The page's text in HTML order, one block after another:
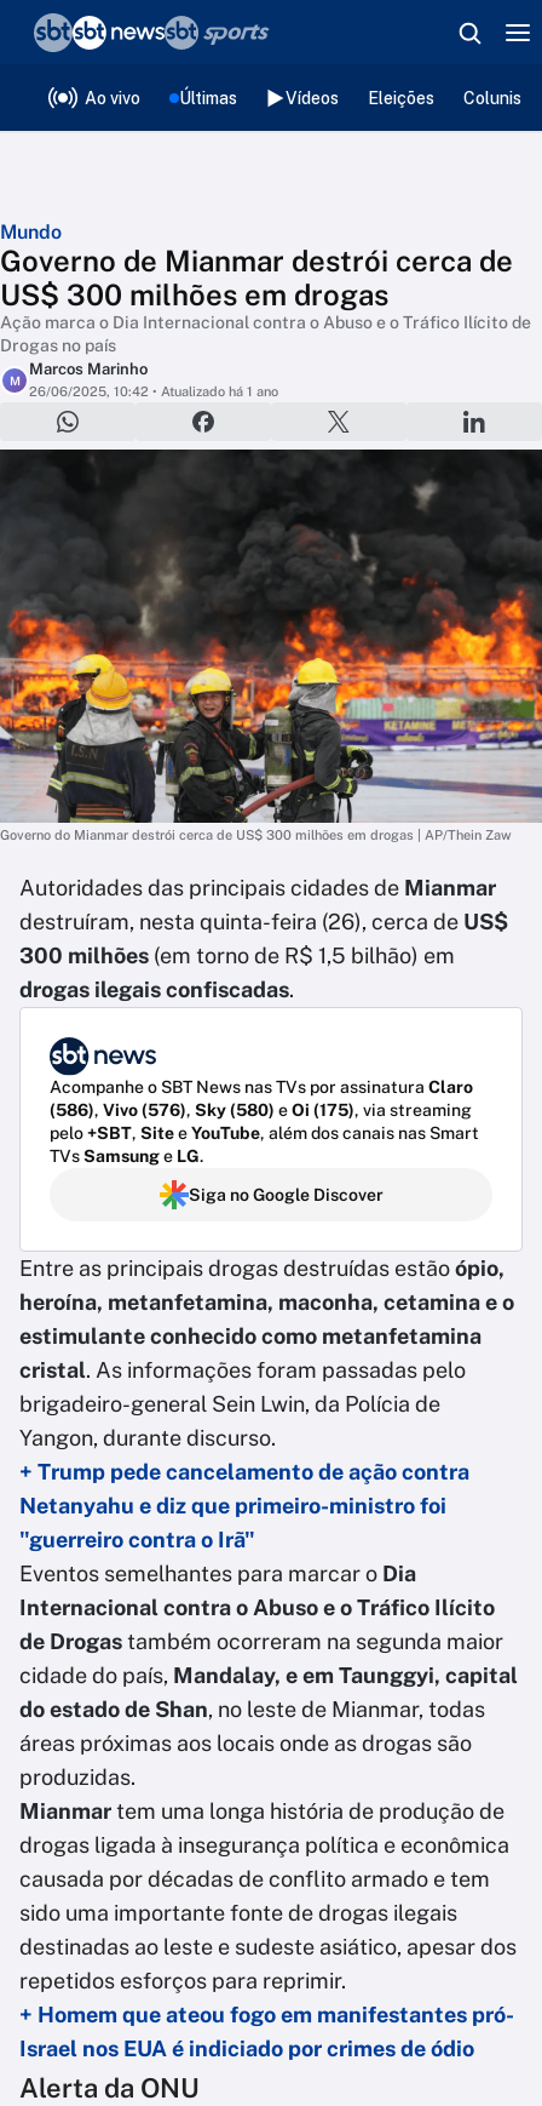
Ao vivo Últimas Vídeos Eleições
Mundo
Governo de Mianmar destrói cerca de
US$ 300 milhões em drogas
Ação marca o Dia Internacional contra o Abuso e o Tráfico Ilícito de
Drogas no país
M
Marcos Marinho
26/06/2025, 10:42 • Atualizado há 1 ano
Governo do Mianmar destrói cerca de US$ 300 milhões em drogas | AP/Thein Zaw
Autoridades das principais cidades de Mianmar
destruíram, nesta quinta-feira (26), cerca de US$
300 milhões (em torno de R$ 1,5 bilhão) em
drogas ilegais confiscadas.
Acompanhe o SBT News nas TVs por assinatura Claro
(586), Vivo (576), Sky (580) eOi (175), via streaming
pelo+SBT, SiteeYouTube, além dos canais nas Smart
TVsSamsunge LG.
Siga no Google Discover
Entre as principais drogas destruídas estãoópio,
heroína, metanfetamina, maconha, cetamina e o
estimulante conhecido como metanfetamina
cristal. As informações foram passadas pelo
brigadeiro-general Sein Lwin, da Polícia de
Yangon, durante discurso.
+ Trump pede cancelamento de ação contra
Netanyahu e diz que primeiro-ministro foi
"guerreiro contra o Irã"
Eventos semelhantes para marcar o Dia
Internacional contra o Abuso e o Tráfico Ilícito
de Drogastambém ocorreram na segunda maior
cidade do país, Mandalay, e em Taunggyi, capital
do estado de Shan, no leste de Mianmar, todas
áreas próximas aos locais onde as drogas são
produzidas.
Mianmartem uma longa história de produção de
drogas ligada à insegurança política e econômica
causada por décadas de conflito armado e tem
sido uma importante fonte de drogas ilegais
destinadas ao leste e sudeste asiático, apesar dos
repetidos esforços para reprimir.
+ Homem que ateou fogo em manifestantes pró-
Israel nos EUA é indiciado por crimes de ódio
Alerta da ONU
❮voltar
Editorias